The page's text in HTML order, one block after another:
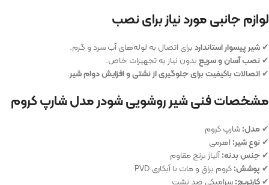
لوازم جانبی مورد نیاز برای نصب
✔شیر پیسوار استانداردبرای اتصال به لوله‌های آب سرد و گرم.
✔نصب آسان و سریعبدون نیاز به تجهیزات خاص.
✔اتصالات باکیفیت برای جلوگیری از نشتی و افزایش دوام شیر.
مشخصات فنی شیر روشویی شودر مدل شارپ کروم
✔مدل:شارپ کروم
✔نوع شیر: اهرمی
✔جنس بدنه:آلیاژ برنج مقاوم
✔ پوشش:کروم براق و مات با آبکاری PVD
✔کارتریج:سرامیکی ضد نشت